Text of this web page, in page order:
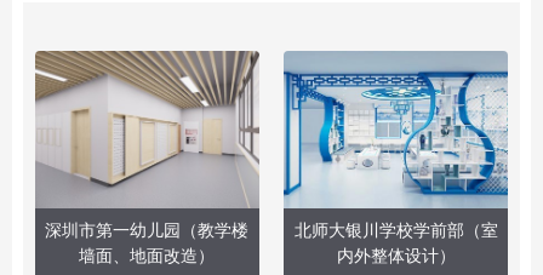
深圳市第一幼儿园（教学楼
墙面、地面改造）
北师大银川学校学前部（室
内外整体设计）